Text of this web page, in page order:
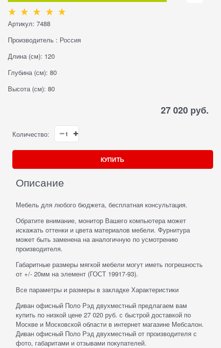
Артикул: 7488
Производитель : Россия
Длина (см): 120
Глубина (см): 80
Высота (см): 80
27 020 руб.
Количество:
КУПИТЬ
Описание
Мебель для любого бюджета, бесплатная консультация.
Обратите внимание, монитор Вашего компьютера может
искажать оттенки и цвета материалов мебели. Фурнитура
может быть заменена на аналогичную по усмотрению
производителя.
Габаритные размеры мягкой мебели могут иметь погрешность
от +/- 20мм на элемент (ГОСТ 19917-93).
Все параметры и размеры в закладке Характеристики
Диван офисный Поло Рэд двухместный предлагаем вам
купить по низкой цене 27 020 руб. с быстрой доставкой по
Москве и Московской области в интернет магазине Мебсалон.
Диван офисный Поло Рэд двухместный от производителя с
фото, габаритами и отзывами покупателей.